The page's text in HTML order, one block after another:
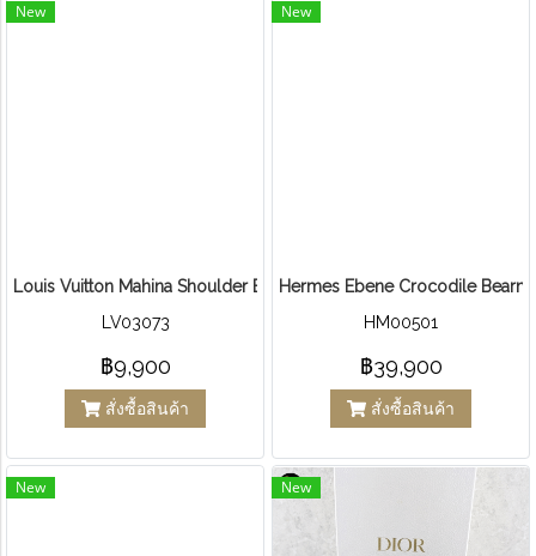
New
Louis Vuitton Mahina Shoulder Bag
LV03073
฿9,900
สั่งซื้อสินค้า
New
Hermes Ebene Crocodile Bearn
HM00501
฿39,900
สั่งซื้อสินค้า
New New